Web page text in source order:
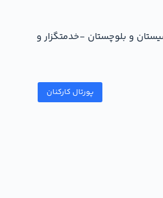
پورتال کارکنان
و بلوچستان -خدمتگزار و